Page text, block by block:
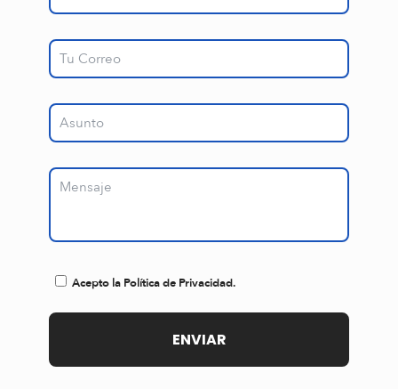
Acepto la Política de Privacidad.